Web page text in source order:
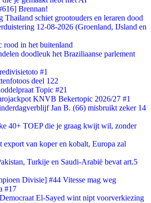
Brennan!
Thailand schiet grootouders en leraren dood
12-08-2026 (Groenland, IJsland en
rood in het buitenland
doodleuk het Braziliaanse parlement
#1
deel 122
Topic #21
KNVB Bekertopic 2026/27 #1
Jan B. (66) misbruikt zeker 14
40+ TOEP die je graag kwijt wil, zonder
export van koper en kobalt, Europa zal
Turkije en Saudi-Arabië bevat art.5
Divisie] #44 Vitesse mag weg
#17
El-Sayed wint nipt voorverkiezing